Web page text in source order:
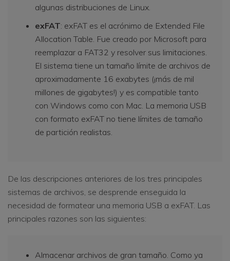
algunas distribuciones de Linux.
exFAT: exFAT es el acrónimo de Extended File
Allocation Table. Fue creado por Microsoft para
reemplazar a FAT32 y resolver sus limitaciones.
El sistema tiene un tamaño límite de archivos de
aproximadamente 16 exabytes (¡más de mil
millones de gigabytes!) y es compatible tanto
con Windows como con Mac. La memoria USB
con formato exFAT no tiene límites de tamaño
de partición realistas.
De las descripciones anteriores de los tres principales
sistemas de archivos, se desprende enseguida la
necesidad de formatear una memoria USB a exFAT. Las
principales razones son las siguientes:
Almacenar archivos de gran tamaño. Como ya